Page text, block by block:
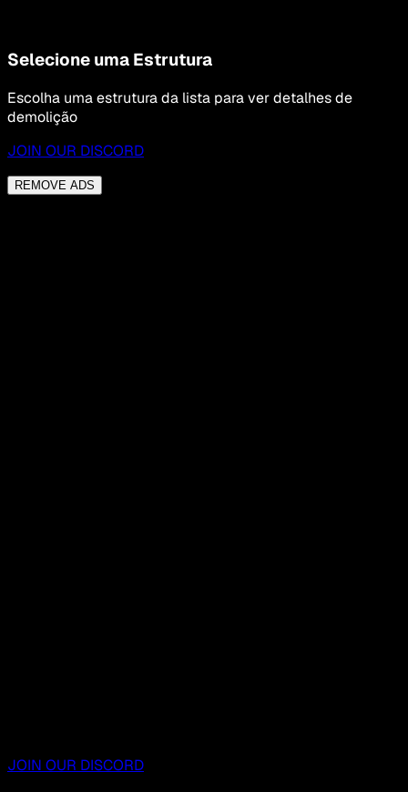
Selecione uma Estrutura
Escolha uma estrutura da lista para ver detalhes de
demolição
JOIN OUR DISCORD
REMOVE ADS
JOIN OUR DISCORD